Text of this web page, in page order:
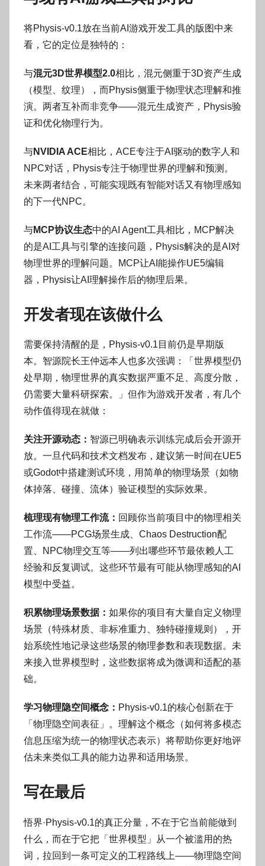
将Physis-v0.1放在当前AI游戏开发工具的版图中来
看，它的定位是独特的：
与混元3D世界模型2.0相比，混元侧重于3D资产生成
（模型、纹理），而Physis侧重于物理状态理解和推
演。两者互补而非竞争——混元生成资产，Physis验
证和优化物理行为。
与NVIDIA ACE相比，ACE专注于AI驱动的数字人和
NPC对话，Physis专注于物理世界的理解和预测。
未来两者结合，可能实现既有智能对话又有物理感知
的下一代NPC。
与MCP协议生态中的AI Agent工具相比，MCP解决
的是AI工具与引擎的连接问题，Physis解决的是AI对
物理世界的理解问题。MCP让AI能操作UE5编辑
器，Physis让AI理解操作后的物理后果。
开发者现在该做什么
需要保持清醒的是，Physis-v0.1目前仍是早期版
本。智源院长王仲远本人也多次强调：「世界模型仍
处早期，物理世界的真实数据严重不足、高度分散，
仍需要大量科研探索。」但作为游戏开发者，有几个
动作值得现在就做：
关注开源动态： 智源已明确表示训练完成后会开源开
放。一旦代码和技术文档发布，建议第一时间在UE5
或Godot中搭建测试环境，用简单的物理场景（如物
体掉落、碰撞、流体）验证模型的实际效果。
梳理现有物理工作流： 回顾你当前项目中的物理相关
工作流——PCG场景生成、Chaos Destruction配
置、NPC物理交互等——列出哪些环节最依赖人工
经验和反复调试。这些环节最有可能从物理感知的AI
模型中受益。
积累物理场景数据： 如果你的项目有大量自定义物理
场景（特殊材质、非标准重力、独特碰撞规则），开
始系统性地记录这些场景的物理参数和表现数据。未
来接入世界模型时，这些数据将成为微调和适配的基
础。
学习物理隐空间概念： Physis-v0.1的核心创新在于
「物理隐空间表征」。理解这个概念（如何将多模态
信息压缩为统一的物理状态表示）将帮助你更好地评
估未来类似工具的能力边界和适用场景。
写在最后
悟界·Physis-v0.1的真正分量，不在于它当前能做到
什么，而在于它把「世界模型」从一个被滥用的热
词，拉回到一条可定义的工程路线上——物理隐空间